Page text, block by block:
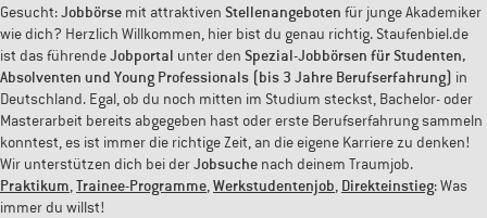
Gesucht:Jobbörse mit attraktiven Stellenangeboten für junge Akademiker
wie dich? Herzlich Willkommen, hier bist du genau richtig. Staufenbiel.de
ist das führendeJobportal unter den Spezial-Jobbörsen für Studenten,
Absolventen und Young Professionals (bis 3 Jahre Berufserfahrung) in
Deutschland. Egal, ob du noch mitten im Studium steckst, Bachelor- oder
Masterarbeit bereits abgegeben hast oder erste Berufserfahrung sammeln
konntest, es ist immer die richtige Zeit, an die eigene Karriere zu denken!
Wir unterstützen dich bei derJobsuche nach deinem Traumjob.
Praktikum Trainee-Programme Werkstudentenjob Direkteinstieg: Was
immer du willst!